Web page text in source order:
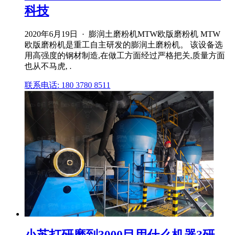
科技
2020年6月19日 · 膨润土磨粉机MTW欧版磨粉机 MTW
欧版磨粉机是重工自主研发的膨润土磨粉机。 该设备选
用高强度的钢材制造,在做工方面经过严格把关,质量方面
也从不马虎, .
联系电话: 180 3780 8511